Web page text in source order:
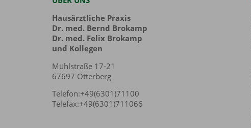
Hausärztliche Praxis
Dr. med. Bernd Brokamp
Dr. med. Felix Brokamp
und Kollegen
Mühlstraße 17-21
67697 Otterberg
Telefon:+49(6301)71100
Telefax:+49(6301)711066